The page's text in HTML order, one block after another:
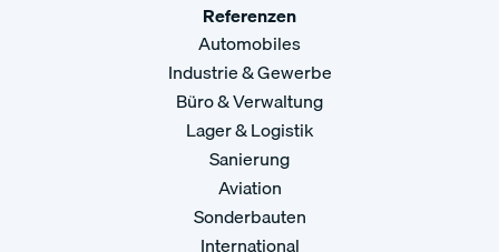
Referenzen
Automobiles
Industrie & Gewerbe
Büro & Verwaltung
Lager & Logistik
Sanierung
Aviation
Sonderbauten
International